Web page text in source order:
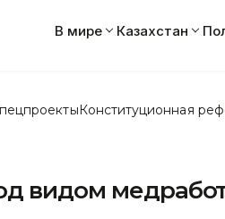
В мире Казахстан
Конституционная
видом